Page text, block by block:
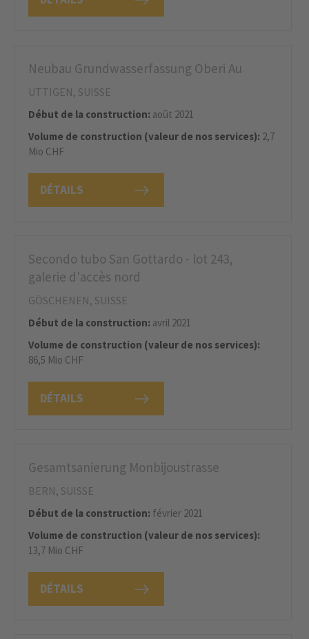
DÉTAILS
Neubau Grundwasserfassung Oberi Au
UTTIGEN, SUISSE
Début de la construction: août 2021
Volume de construction (valeur de nos services): 2,7
Mio CHF
DÉTAILS
Secondo tubo San Gottardo - lot 243,
galerie d'accès nord
GÖSCHENEN, SUISSE
Début de la construction: avril 2021
Volume de construction (valeur de nos services):
86,5 Mio CHF
DÉTAILS
Gesamtsanierung Monbijoustrasse
BERN, SUISSE
Début de la construction: février 2021
Volume de construction (valeur de nos services):
13,7 Mio CHF